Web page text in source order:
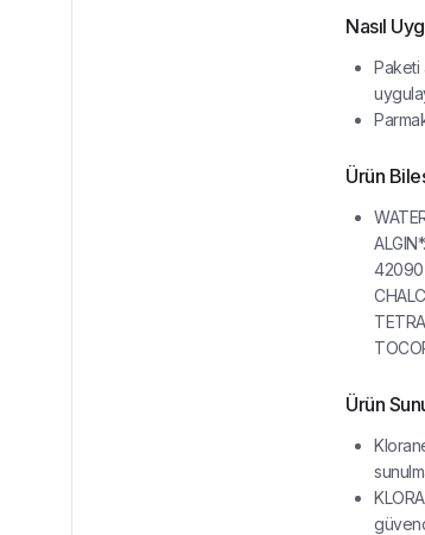
Nasıl
Paketi
Ürün
Ürün